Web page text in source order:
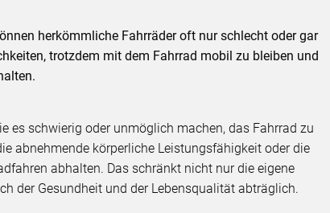
herkömmliche Fahrräder oft nur schlecht oder gar
trotzdem mit dem Fahrrad mobil zu bleiben und
es schwierig oder unmöglich machen, das Fahrrad zu
abnehmende körperliche Leistungsfähigkeit oder die
abhalten. Das schränkt nicht nur die eigene
der Gesundheit und der Lebensqualität abträglich.